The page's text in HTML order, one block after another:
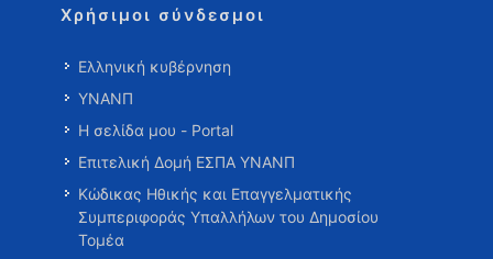
Χρήσιμοι σύνδεσμοι
Ελληνική κυβέρνηση
ΥΝΑΝΠ
Η σελίδα μου - Portal
Επιτελική Δομή ΕΣΠΑ ΥΝΑΝΠ
Κώδικας Ηθικής και Επαγγελματικής
Συμπεριφοράς Υπαλλήλων του Δημοσίου
Τομέα